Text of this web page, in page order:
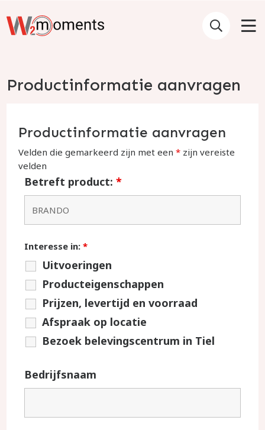
Productinformatie aanvragen
Productinformatie aanvragen
Velden die gemarkeerd zijn met een* zijn vereiste
velden
Betreft product:*
Interesse in:*
Uitvoeringen
Producteigenschappen
Prijzen, levertijd en voorraad
Afspraak op locatie
Bezoek belevingscentrum in Tiel
Bedrijfsnaam